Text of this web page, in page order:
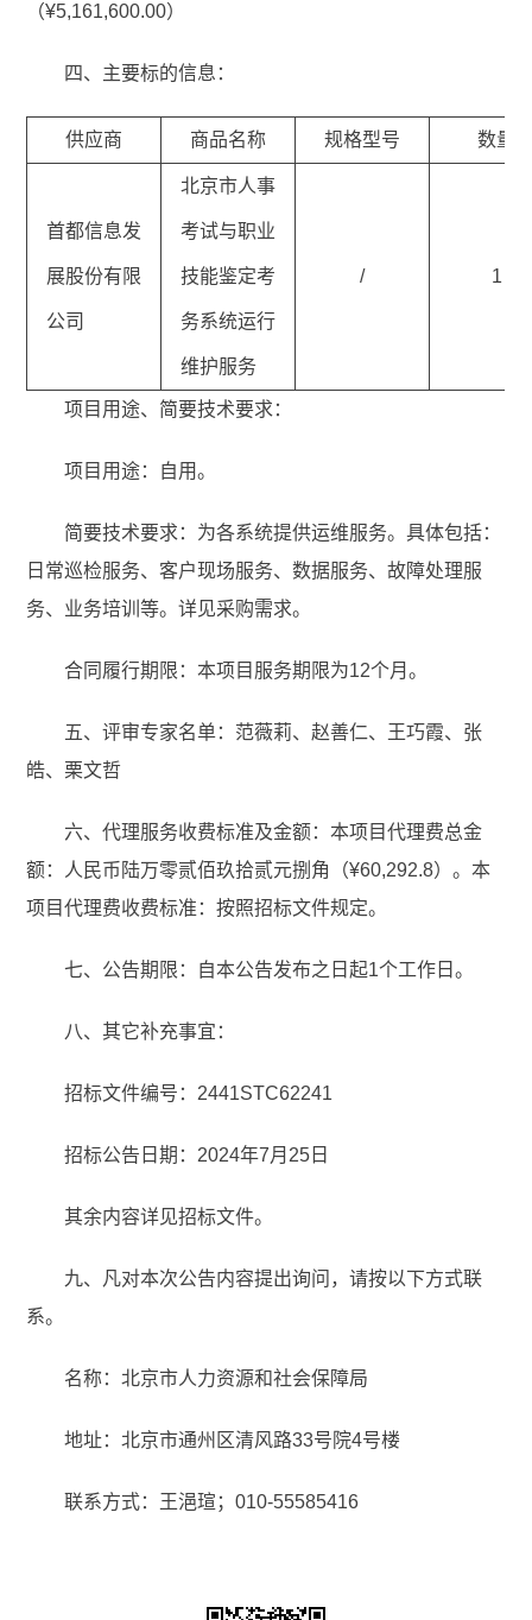
（¥5,161,600.00）
四、主要标的信息：
供应商 商品名称 规格型号 数量
首都信息发
展股份有限
公司
北京市人事
考试与职业
技能鉴定考
务系统运行
维护服务
/ 1
项目用途、简要技术要求：
项目用途：自用。
简要技术要求：为各系统提供运维服务。具体包括：
日常巡检服务、客户现场服务、数据服务、故障处理服
务、业务培训等。详见采购需求。
合同履行期限：本项目服务期限为12个月。
五、评审专家名单：范薇莉、赵善仁、王巧霞、张
皓、栗文哲
六、代理服务收费标准及金额：本项目代理费总金
额：人民币陆万零贰佰玖拾贰元捌角（¥60,292.8）。本
项目代理费收费标准：按照招标文件规定。
七、公告期限：自本公告发布之日起1个工作日。
八、其它补充事宜：
招标文件编号：2441STC62241
招标公告日期：2024年7月25日
其余内容详见招标文件。
九、凡对本次公告内容提出询问，请按以下方式联
系。
名称：北京市人力资源和社会保障局
地址：北京市通州区清风路33号院4号楼
联系方式：王浥瑄；010-55585416